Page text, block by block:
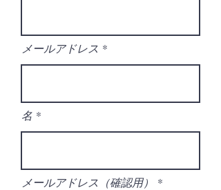
メールアドレス
名
メールアドレス（確認用）